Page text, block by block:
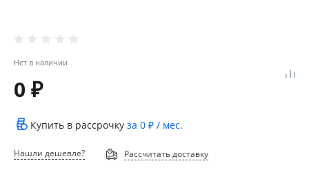
Нет в наличии
0 ₽
Купить в рассрочку за 0 ₽ / мес.
Нашли дешевле? Рассчитать доставку